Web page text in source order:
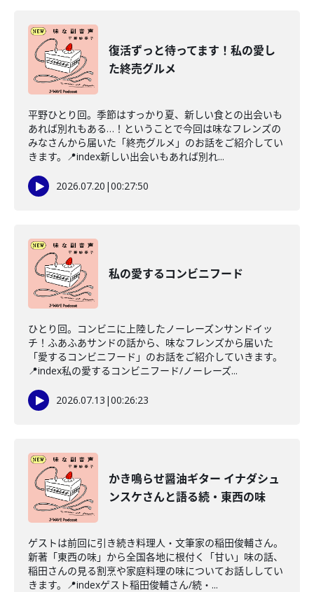
復活ずっと待ってます！私の愛し
た終売グルメ
平野ひとり回。季節はすっかり夏、新しい食との出会いも
あれば別れもある…！ということで今回は味なフレンズの
みなさんから届いた「終売グルメ」のお話をご紹介してい
きます。📍index新しい出会いもあれば別れ...
2026.07.20 |00:27:50
私の愛するコンビニフード
ひとり回。コンビニに上陸したノーレーズンサンドイッ
チ！ふあふあサンドの話から、味なフレンズから届いた
「愛するコンビニフード」のお話をご紹介していきます。
📍index私の愛するコンビニフード/ノーレーズ...
2026.07.13 |00:26:23
かき鳴らせ醤油ギター イナダシュ
ンスケさんと語る続・東西の味
ゲストは前回に引き続き料理人・文筆家の稲田俊輔さん。
新著「東西の味」から全国各地に根付く「甘い」味の話、
稲田さんの見る割烹や家庭料理の味についてお話ししてい
きます。📍indexゲスト稲田俊輔さん/続・...